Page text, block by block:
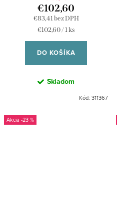
€83,41 bez DPH
€102,60
Jednotková
€102,60 / 1 ks
DO KOŠÍKA
Skladom
Kód: 311367
-23 %